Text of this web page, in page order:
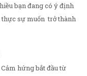
bạn đang có ý định
thực sự muốn trở thành
hứng bắt đầu từ